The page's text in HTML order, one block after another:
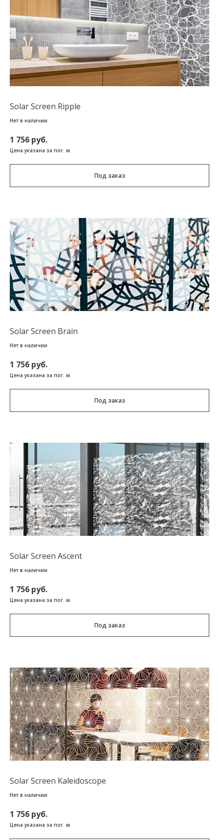
Solar Screen Ripple
Нет в наличии
1 756 руб.
Цена указана за пог. м.
Под заказ
Solar Screen Brain
Нет в наличии
1 756 руб.
Цена указана за пог. м.
Под заказ
Solar Screen Ascent
Нет в наличии
1 756 руб.
Цена указана за пог. м.
Под заказ
Solar Screen Kaleidoscope
Нет в наличии
1 756 руб.
Цена указана за пог. м.